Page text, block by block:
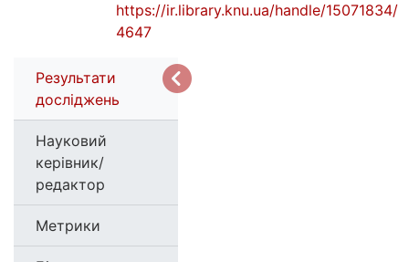
https://ir.library.knu.ua/handle/15071834/
4647
Результати
досліджень
Науковий
керівник/
редактор
Метрики